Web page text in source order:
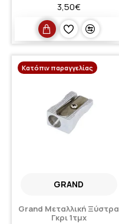
3,50€
Κατόπιν παραγγελίας
GRAND
Grand Μεταλλική Ξύστρα
Γκρι 1τμχ